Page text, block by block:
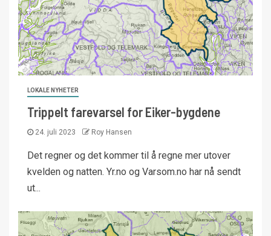
LOKALE NYHETER
Trippelt farevarsel for Eiker-bygdene
24. juli 2023 Roy Hansen
Det regner og det kommer til å regne mer utover
kvelden og natten. Yr.no og Varsom.no har nå sendt
ut...